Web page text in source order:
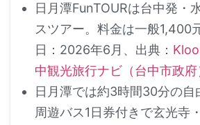
日月潭FunTOURは台中発・
スツアー。料金は一般1,400
日：2026年6月、出典：
中観光旅行ナビ（台中市政府
日月潭では約3時間30分の自
周遊バス1日券付きで玄光寺